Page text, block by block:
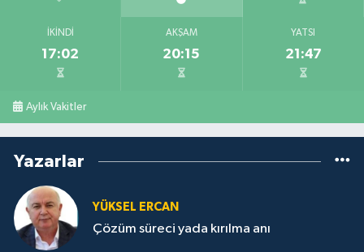
İKINDI
17:02
AKŞAM
20:15
YATSI
21:47
Aylık Vakitler
Yazarlar
YÜKSEL ERCAN
Çözüm süreci yada kırılma anı